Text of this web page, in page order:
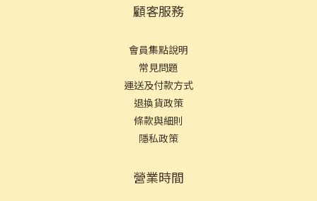
顧客服務
會員集點說明
常見問題
運送及付款方式
退換貨政策
條款與細則
隱私政策
營業時間